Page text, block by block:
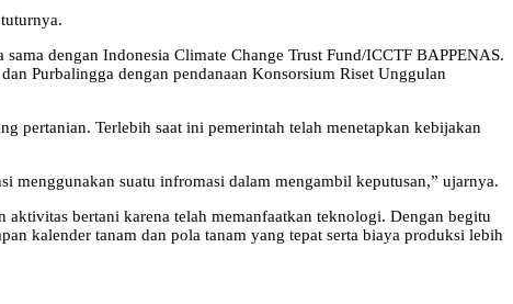
dengan Indonesia Climate Change Trust Fund/ICCTF BAPPENAS.
Purbalingga dengan pendanaan Konsorsium Riset Unggulan
pertanian. Terlebih saat ini pemerintah telah menetapkan kebijakan
menggunakan suatu infromasi dalam mengambil keputusan,” ujarnya.
bertani karena telah memanfaatkan teknologi. Dengan begitu
kalender tanam dan pola tanam yang tepat serta biaya produksi lebih